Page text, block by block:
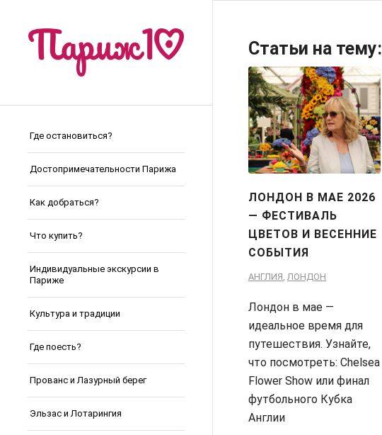
Где остановиться?
Достопримечательности Парижа
Как добраться?
Что купить?
Индивидуальные экскурсии в
Париже
Культура и традиции
Где поесть?
Прованс и Лазурный берег
Эльзас и Лотарингия
Статьи на тему:
ЛОНДОН В МАЕ 2026
— ФЕСТИВАЛЬ
ЦВЕТОВ И ВЕСЕННИЕ
СОБЫТИЯ
АНГЛИЯ, ЛОНДОН
Лондон в мае —
идеальное время для
путешествия. Узнайте,
что посмотреть: Chelsea
Flower Show или финал
футбольного Кубка
Англии